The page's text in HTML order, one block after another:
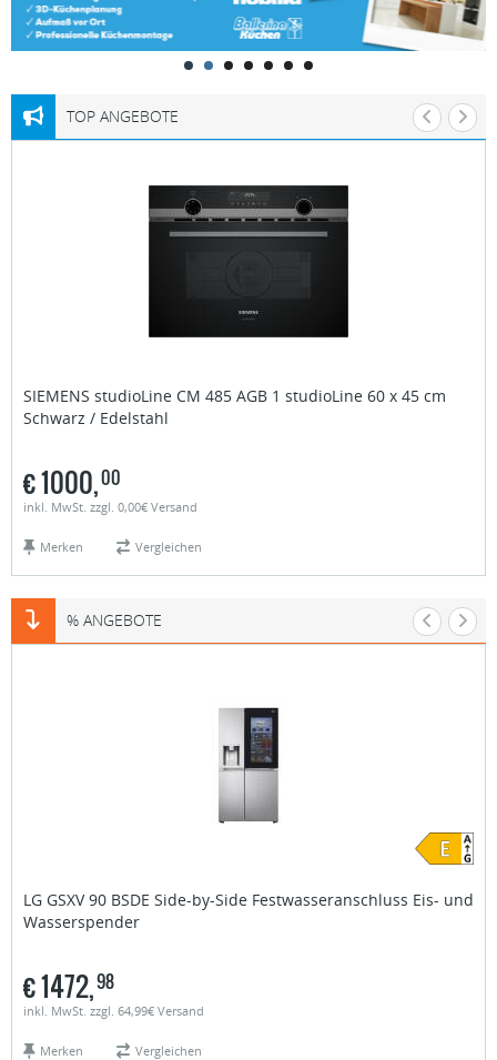
TOP ANGEBOTE
SIEMENS studioLine CM 485 AGB 1 studioLine 60 x 45 cm
Schwarz / Edelstahl
€1000,00
inkl. MwSt. zzgl. 0,00€ Versand
Merken Vergleichen
% ANGEBOTE
LG GSXV 90 BSDE Side-by-Side Festwasseranschluss Eis- und
Wasserspender
€1472,98
inkl. MwSt. zzgl. 64,99€ Versand
Merken Vergleichen